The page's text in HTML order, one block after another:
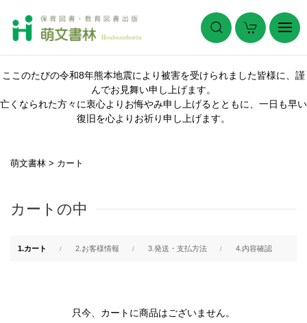
ここのたびの令和8年熊本地震により被害を受けられました皆様に、謹
んでお見舞い申し上げます。
亡くなられた方々に衷心よりお悔やみ申し上げるとともに、一日も早い
復旧を心よりお祈り申し上げます。
萌文書林 > カート
カートの中
1.カート 2.お客様情報 3.発送・支払方法 4.内容確認
只今、カートに商品はございません。